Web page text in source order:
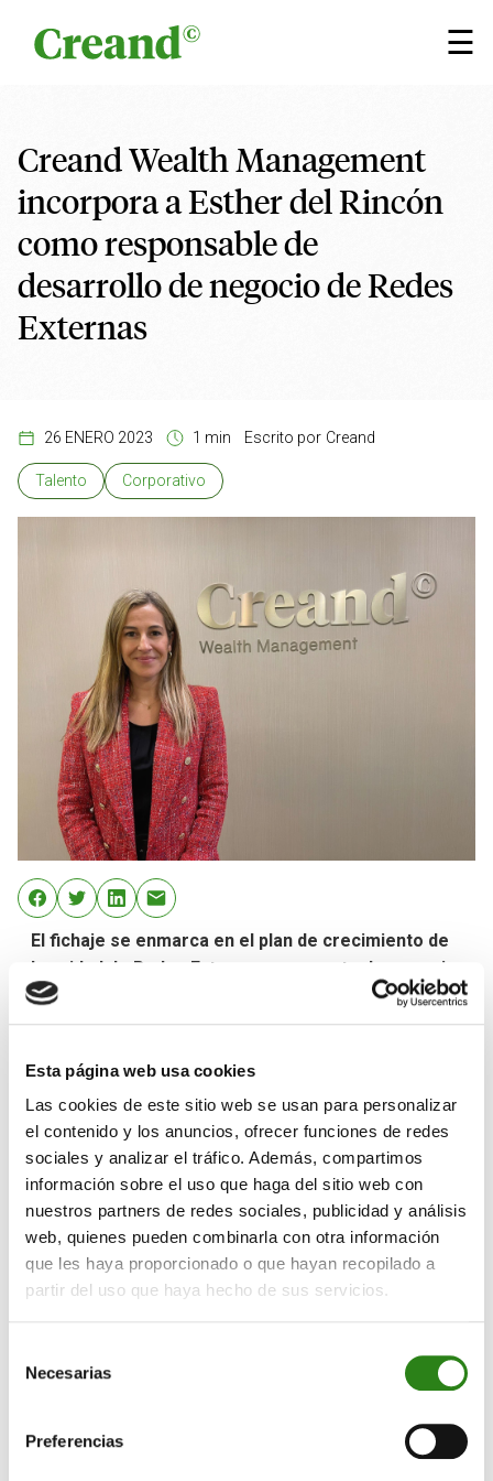
Esta página web usa cookies
Las cookies de este sitio web se usan para personalizar
el contenido y los anuncios, ofrecer funciones de redes
sociales y analizar el tráfico. Además, compartimos
información sobre el uso que haga del sitio web con
nuestros partners de redes sociales, publicidad y análisis
web, quienes pueden combinarla con otra información
que les haya proporcionado o que hayan recopilado a
partir del uso que haya hecho de sus servicios.
Necesarias
Preferencias
☰
×
Creand Wealth Management
incorpora a Esther del Rincón
como responsable de
desarrollo de negocio de Redes
Externas
26 ENERO 2023 1 min Escrito por Creand
Talento Corporativo
El fichaje se enmarca en el plan de crecimiento de
la unidad de Redes Externas, segmento de negocio
que cuenta con un volumen de 800 millones de
euros bajo gestión
Creand Wealth Management ha incorporado a Esther
del Rincón como responsable de desarrollo de
negocio, dentro de la Unidad de Redes Externas que
dirige Álvaro Ximénez de Embún. El objetivo es
potenciar el crecimiento de este segmento de negocio
que el banco desarrolla con éxito desde su creación
hace siete años, y que ha crecido hasta alcanzar un
volumen de 800 millones de euros en activos bajo
gestión a lo largo de todo este periodo.
experiencia en el ámbito del asesoramiento financiero
y la banca privada, llega procedente de Caser Asesores
Edmond de Rothschild Europe (Luxemburgo) y también